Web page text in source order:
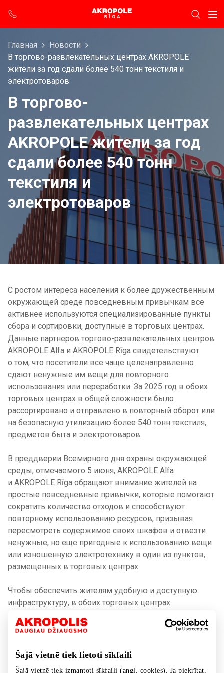
Šajā vietnē tiek lietoti sīkfaili
Šajā vietnē tiek izmantoti sīkfaili (angl. cookies). Ja piekrītat,
Главная
Новости
В торгово-развлекательных центрах AKROPOLE
жители за год сдали более 540 тонн текстиля и
электротоваров
В торгово-
развлекательных центрах
AKROPOLE жители за год
сдали более 540 тонн
текстиля и
электротоваров
С ростом интереса населения к более дружественным
окружающей среде повседневным привычкам все
активнее используются специализированные пункты
сбора и сортировки, доступные в торговых центрах.
Данные партнеров торгово-развлекательных центров
AKROPOLE Alfa и AKROPOLE Rīga свидетельствуют
о том, что посетители все чаще целенаправленно
сдают ненужные им вещи для повторного
использования или переработки. За 2025 год в обоих
торговых центрах в общей сложности было
рассортировано и отправлено в повторный оборот или
на безопасную утилизацию более 540 тонн текстиля,
предметов быта и электротоваров.
В преддверии Всемирного дня охраны окружающей
среды, отмечаемого 5 июня, AKROPOLE Alfa
и AKROPOLE Rīga обращают внимание жителей на
простые повседневные привычки, которые помогают
сократить количество отходов и способствуют
повторному использованию ресурсов, призывая
пересмотреть содержимое своих шкафов и отвезти
ненужные, но еще пригодные к использованию вещи
или изношенную электротехнику в один из пунктов,
размещенных в торговых центрах.
Чтобы обеспечить жителям удобную и доступную
инфраструктуру, в обоих торговых центрах
Посетителям AKROPOLE Alfa доступны ящики для
сортировки электротехники и контейнер для
сортировки текстиля Eco Baltia vide, в свою очередь,